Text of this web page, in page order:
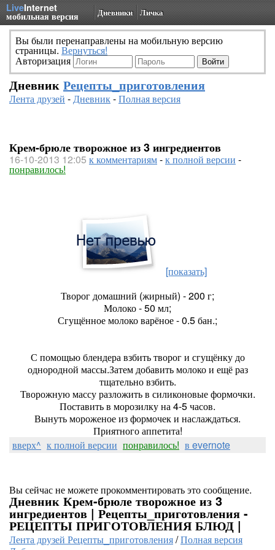
LiveInternet
мобильная версия Дневники Личка
Вы были перенаправлены на мобильную версию
страницы. Вернуться!
Авторизация
Дневник Рецепты_приготовления
Лента друзей -Дневник-Полная версия
Крем-брюле творожное из 3 ингредиентов
16-10-2013 12:05 к комментариям-к полной версии -
понравилось!
[показать]
Творог домашний (жирный) - 200 г;
Молоко - 50 мл;
Сгущённое молоко варёное - 0.5 бан.;
С помощью блендера взбить творог и сгущёнку до
однородной массы.Затем добавить молоко и ещё раз
тщательно взбить.
Творожную массу разложить в силиконовые формочки.
Поставить в морозилку на 4-5 часов.
Вынуть мороженое из формочек и наслаждаться.
Приятного аппетита!
вверх^ к полной версии понравилось! в evernote
Вы сейчас не можете прокомментировать это сообщение.
Дневник Крем-брюле творожное из 3
ингредиентов | Рецепты_приготовления -
РЕЦЕПТЫ ПРИГОТОВЛЕНИЯ БЛЮД |
Лента друзей Рецепты_приготовления/Полная версия